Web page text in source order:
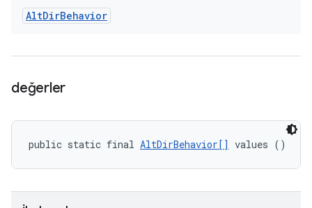
AltDirBehavior
değerler
public static final AltDirBehavior[] values ()